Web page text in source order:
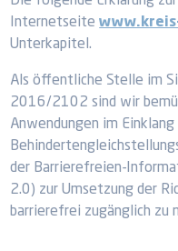
Internetseite
Unterkapitel.
Als öffentliche Stelle im
2016/2102 sind wir
Anwendungen im
der Barrierefreien-
2.0) zur Umsetzung der
barrierefrei zugänglich zu